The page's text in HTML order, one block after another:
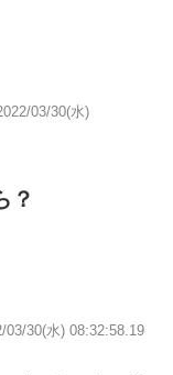
03/30(水)
？
03/30(水) 08:32:58.19